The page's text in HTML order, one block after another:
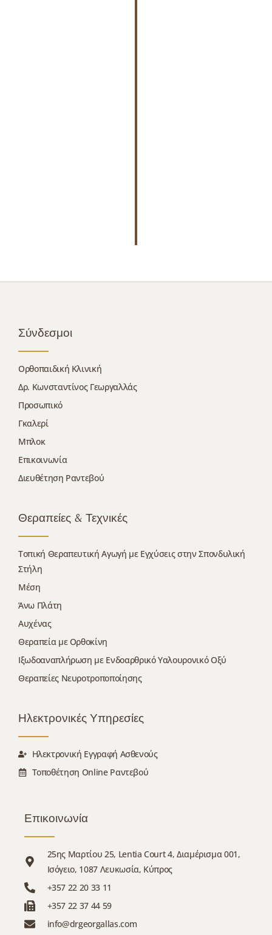
Σύνδεσμοι
Ορθοπαιδική Κλινική
Δρ. Κωνσταντίνος Γεωργαλλάς
Προσωπικό
Γκαλερί
Μπλοκ
Επικοινωνία
Διευθέτηση Ραντεβού
Θεραπείες & Τεχνικές
Τοπική Θεραπευτική Αγωγή με Εγχύσεις στην Σπονδυλική
Στήλη
Μέση
Άνω Πλάτη
Αυχένας
Θεραπεία με Ορθοκίνη
Ιξωδοαναπλήρωση με Ενδοαρθρικό Υαλουρονικό Οξύ
Θεραπείες Νευροτροποποίησης
Ηλεκτρονικές Υπηρεσίες
Ηλεκτρονική Εγγραφή Ασθενούς
Τοποθέτηση Online Ραντεβού
Επικοινωνία
25ης Μαρτίου 25, Lentia Court 4, Διαμέρισμα 001,
Ισόγειο, 1087 Λευκωσία, Κύπρος
+357 22 20 33 11
+357 22 37 44 59
info@drgeorgallas.com